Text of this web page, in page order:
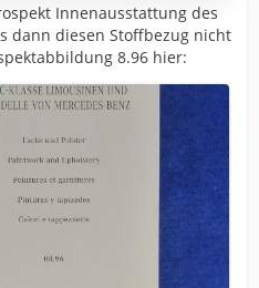
Innenausstattung des
dann diesen Stoffbezug nicht
8.96 hier: